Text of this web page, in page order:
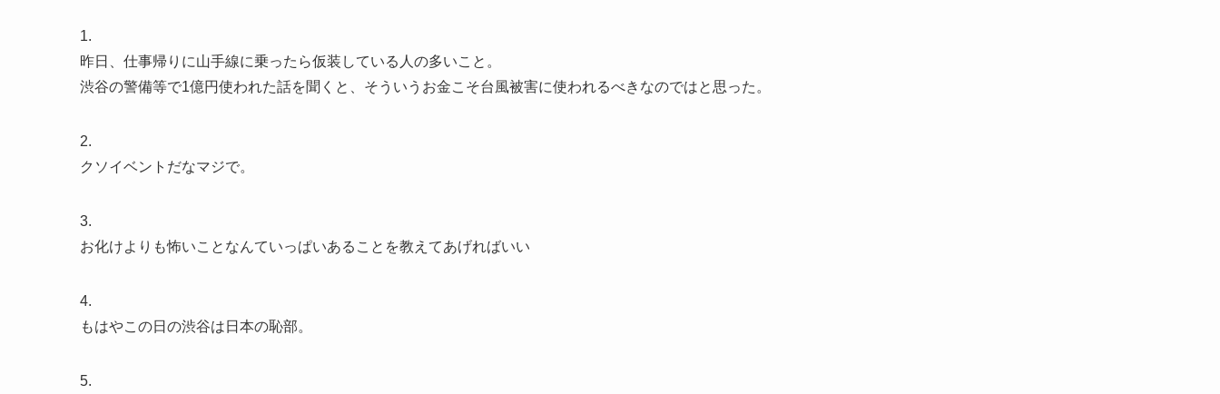
1.
昨日、仕事帰りに山手線に乗ったら仮装している人の多いこと。
渋谷の警備等で1億円使われた話を聞くと、そういうお金こそ台風被害に使われるべきなのではと思った。
2.
クソイベントだなマジで。
3.
お化けよりも怖いことなんていっぱいあることを教えてあげればいい
4.
もはやこの日の渋谷は日本の恥部。
5.